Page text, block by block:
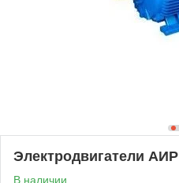
Электродвигатели АИР
В наличии